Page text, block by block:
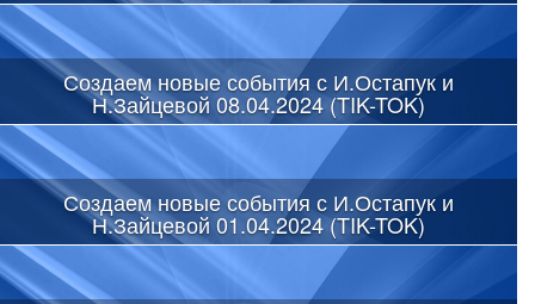
Создаем новые события с И.Остапук и
Н.Зайцевой 08.04.2024 (TIK-TOK)
Создаем новые события с И.Остапук и
Н.Зайцевой 01.04.2024 (TIK-TOK)